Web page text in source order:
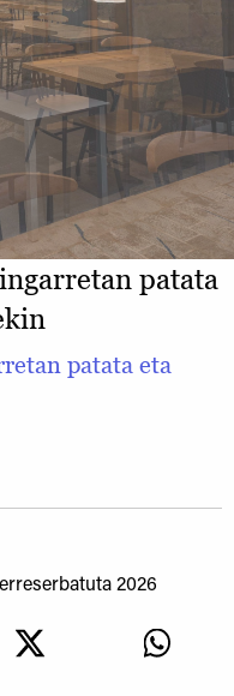
patata
patata eta
2026